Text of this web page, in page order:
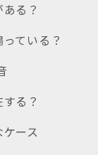
る？
ている？
る？
ース